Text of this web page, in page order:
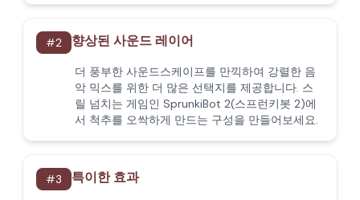
#2 향상된 사운드 레이어
더 풍부한 사운드스케이프를 만끽하여 강렬한 음
악 믹스를 위한 더 많은 선택지를 제공합니다. 스
릴 넘치는 게임인 SprunkiBot 2(스프런키봇 2)에
서 척추를 오싹하게 만드는 구성을 만들어보세요.
#3 특이한 효과